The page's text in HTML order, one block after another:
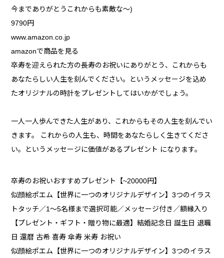
今までありがとうこれからも素敵な～)
9790円
www.amazon.co.jp
amazonで商品を見る
卒寿を迎えられた方の長寿のお祝いにありがとう、これからも
あなたらしい人生を刻んでください。というメッセージを込め
たオリジナルの時計をプレゼントしてはいかがでしょう。
一人一人歩んできた人生があり、これからもその人生を刻んでい
きます。 これからの人生も、時間をあなたらしく生きてくださ
い。というメッセージに価値があるプレゼント になります。
卒寿のお祝いおすすめプレゼント【~20000円】
似顔絵ポエム【世界に一つのオリジナルデザイン】3つのイラス
トタッチ／1～5名様まで選択可能／メッセージ付き／額縁入り
【プレゼント・ギフト・贈り物に最適】結婚記念日 誕生日 退職
日 還暦 古希 喜寿 傘寿 米寿 お祝い
似顔絵ポエム【世界に一つのオリジナルデザイン】3つのイラス